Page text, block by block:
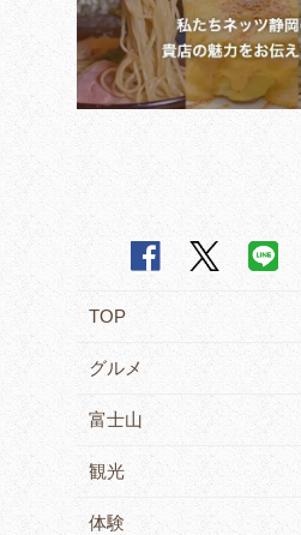
TOP
グルメ
富士山
観光
体験